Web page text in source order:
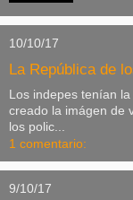
10/10/17
La República de
Los indepes tenían
creado la imágen de
los polic...
1 comentario:
9/10/17